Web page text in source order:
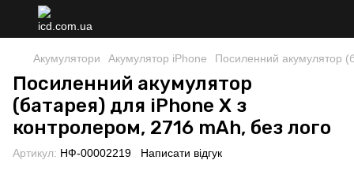
Акумулятори Акумулятор iPhone Посиленний акумулятор
Посиленний акумулятор
(батарея) для iPhone X з
контролером, 2716 mAh, без лого
Артикул: НФ-00002219 Написати відгук